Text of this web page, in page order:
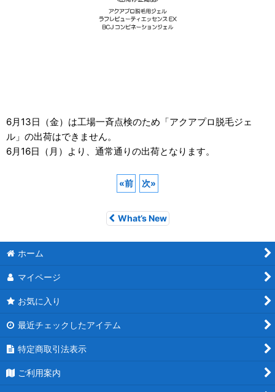
6月13日（金）は工場一斉点検のため「アクアプロ脱毛ジェ
ル」の出荷はできません。
6月16日（月）より、通常通りの出荷となります。
«前 次»
What’s New
ホーム
マイページ
お気に入り
最近チェックしたアイテム
特定商取引法表示
ご利用案内